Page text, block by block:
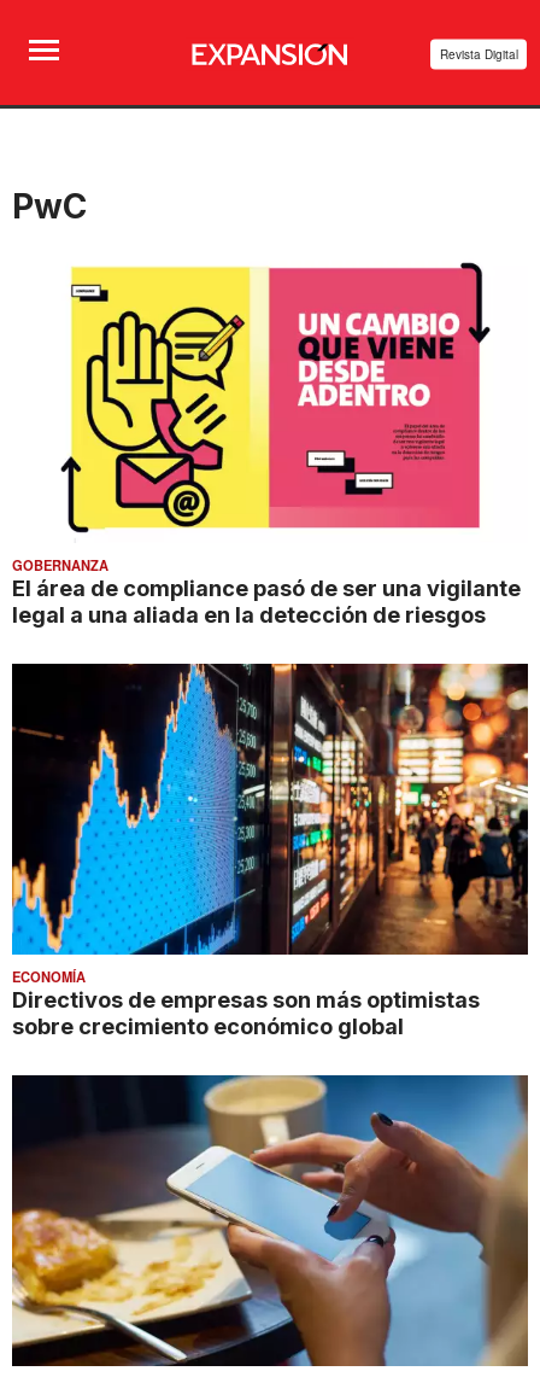
Revista Digital
PwC
GOBERNANZA
El área de compliance pasó de ser una vigilante
legal a una aliada en la detección de riesgos
ECONOMÍA
Directivos de empresas son más optimistas
sobre crecimiento económico global